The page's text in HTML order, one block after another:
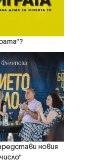
новия